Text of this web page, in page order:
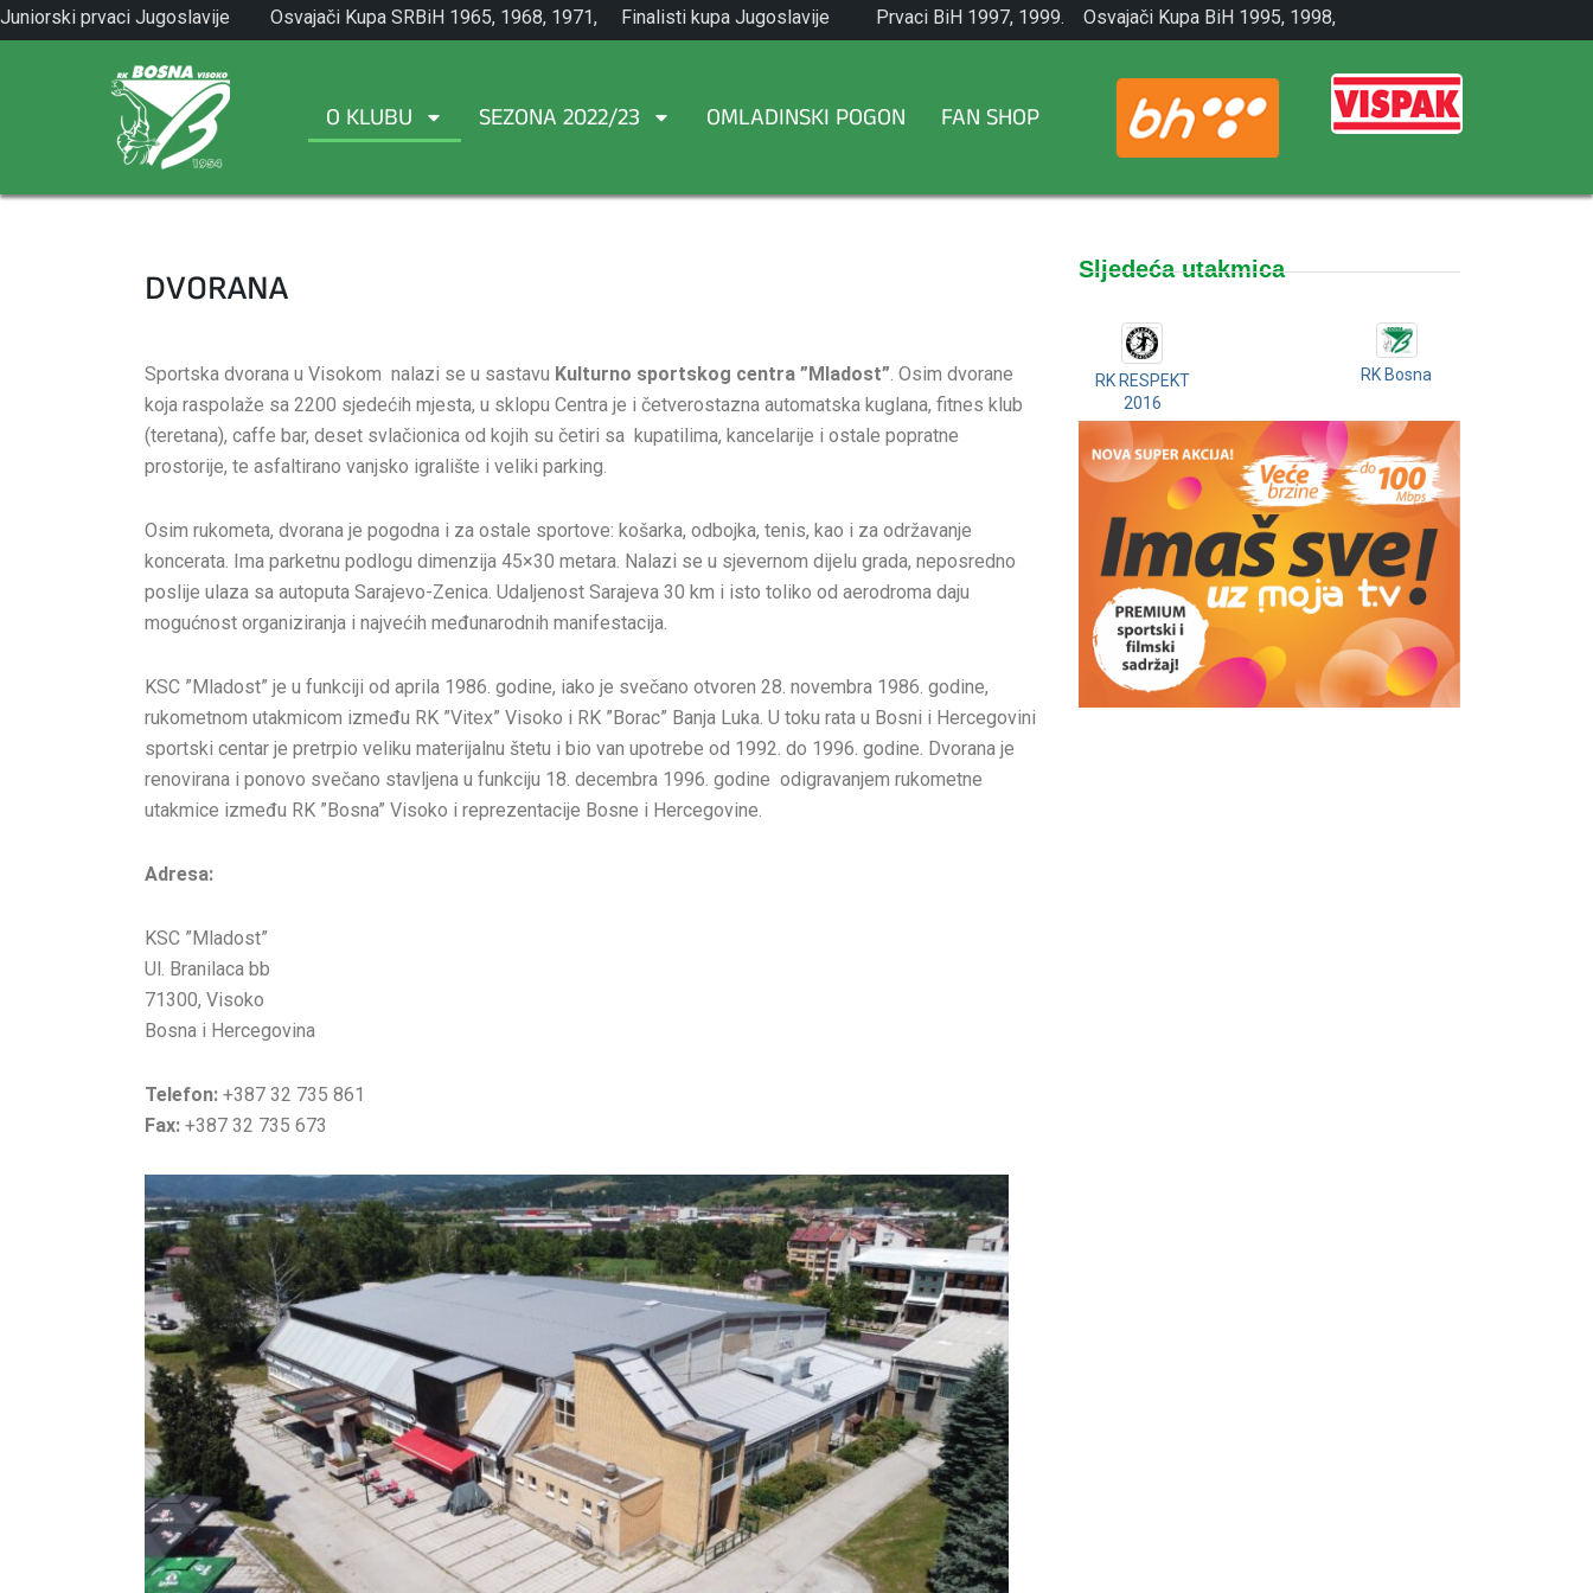
Skip
to
Juniorski prvaci Jugoslavije
1971.
Osvajači Kupa SRBiH 1965, 1968, 1971,
1982.
Finalisti kupa Jugoslavije
1965.
Prvaci BiH 1997, 1999.
Osvajači Kupa BiH 1995, 1998,
2001.
O KLUBU SEZONA 2022/23 OMLADINSKI POGON FAN SHOP
DVORANA
Sportska dvorana u Visokom nalazi se u sastavu Kulturno sportskog centra ”Mladost”. Osim dvorane
koja raspolaže sa 2200 sjedećih mjesta, u sklopu Centra je i četverostazna automatska kuglana, fitnes klub
(teretana), caffe bar, deset svlačionica od kojih su četiri sa kupatilima, kancelarije i ostale popratne
prostorije, te asfaltirano vanjsko igralište i veliki parking.
Osim rukometa, dvorana je pogodna i za ostale sportove: košarka, odbojka, tenis, kao i za održavanje
koncerata. Ima parketnu podlogu dimenzija 45×30 metara. Nalazi se u sjevernom dijelu grada, neposredno
poslije ulaza sa autoputa Sarajevo-Zenica. Udaljenost Sarajeva 30 km i isto toliko od aerodroma daju
mogućnost organiziranja i najvećih međunarodnih manifestacija.
KSC ”Mladost” je u funkciji od aprila 1986. godine, iako je svečano otvoren 28. novembra 1986. godine,
rukometnom utakmicom između RK ”Vitex” Visoko i RK ”Borac” Banja Luka. U toku rata u Bosni i Hercegovini
sportski centar je pretrpio veliku materijalnu štetu i bio van upotrebe od 1992. do 1996. godine. Dvorana je
renovirana i ponovo svečano stavljena u funkciju 18. decembra 1996. godine odigravanjem rukometne
utakmice između RK ”Bosna” Visoko i reprezentacije Bosne i Hercegovine.
Adresa:
KSC ”Mladost”
Ul. Branilaca bb
71300, Visoko
Bosna i Hercegovina
Telefon: +387 32 735 861
Fax: +387 32 735 673
Sljedeća utakmica
RK RESPEKT
2016
RK Bosna